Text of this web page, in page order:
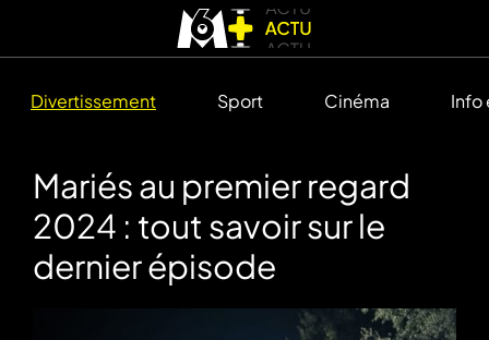
Divertissement Sport Cinéma Info
Mariés au premier regard
2024 : tout savoir sur le
dernier épisode